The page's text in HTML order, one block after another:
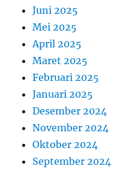
Juni 2025
Mei 2025
April 2025
Maret 2025
Februari 2025
Januari 2025
Desember 2024
November 2024
Oktober 2024
September 2024